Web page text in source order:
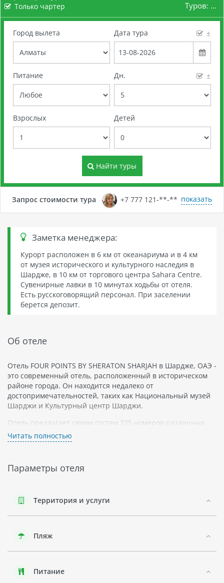
Только чартер Туров: ...
Город вылета Дата тура ±
Питание Дн. ±
Взрослых Детей
Найти туры
Запрос стоимости тура +7 777 121-**-** показать
Заметка менеджера:
Курорт расположен в 6 км от океанариума и в 4 км
от музея исторического и культурного наследия в
Шардже, в 10 км от торгового центра Sahara Centre.
Сувенирные лавки в 10 минутах ходьбы от отеля.
Есть русскоговорящий персонал. При заселении
берется депозит.
Об отеле
Отель FOUR POINTS BY SHERATON SHARJAH в Шардже, ОАЭ -
это современный отель, расположенный в историческом
районе города. Он находится недалеко от
достопримечательностей, таких как Национальный музей
Шарджи и Культурный центр Шарджи.
Отель предлагает своим гостям 225 номеров различных
категорий с видом на город или залив. В каждом номере
есть кондиционер, телевизор со спутниковыми каналами,
На территории отеля есть рестораны и бары,
номер. Также в отеле есть фитнес-центр, бассейн на
Шарджа - это город в ОАЭ на побережье Аравийского моря.
торговыми центрами. Он также является культурной
столицей ОАЭ. В Шардже есть много
Читать полностью
Параметры отеля
Территория и услуги
Пляж
Питание